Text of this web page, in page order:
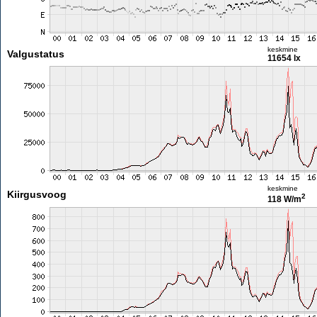
Valgustatus keskmine
11654 lx
Kiirgusvoog
keskmine
118 W/m2